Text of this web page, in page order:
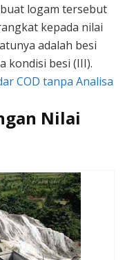
logam tersebut
kepada nilai
adalah besi
kondisi besi (III).
COD tanpa Analisa
Nilai